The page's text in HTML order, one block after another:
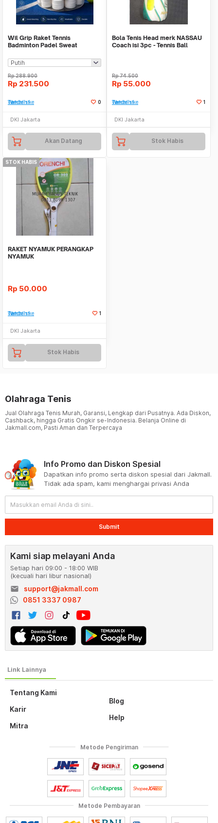
Wil Grip Raket Tennis
Badminton Padel Sweat
Rp288.900
Rp 231.500
Tambah ke Watchlist 0
DKI Jakarta
Akan Datang
Bola Tenis Head merk NASSAU
Coach isi 3pc - Tennis Ball
Rp74.500
Rp 55.000
Tambah ke Watchlist 1
DKI Jakarta
Stok Habis
STOK HABIS
RAKET NYAMUK PERANGKAP
NYAMUK
Rp 50.000
Tambah ke Watchlist 1
DKI Jakarta
Stok Habis
Olahraga Tenis
Jual Olahraga Tenis Murah, Garansi, Lengkap dari Pusatnya. Ada Diskon,
Cashback, hingga Gratis Ongkir se-Indonesia. Belanja Online di
Jakmall.com, Pasti Aman dan Terpercaya
Tentang Kami
Karir
Mitra
Blog
Help
Info Promo dan Diskon Spesial
Dapatkan info promo serta diskon spesial dari Jakmall.
Tidak ada spam, kami menghargai privasi Anda
Submit
Kami siap melayani Anda
Setiap hari 09:00 - 18:00 WIB
(kecuali hari libur nasional)
email
support@jakmall.com
0851 3337 0987
Metode Pembayaran
Metode Pengiriman